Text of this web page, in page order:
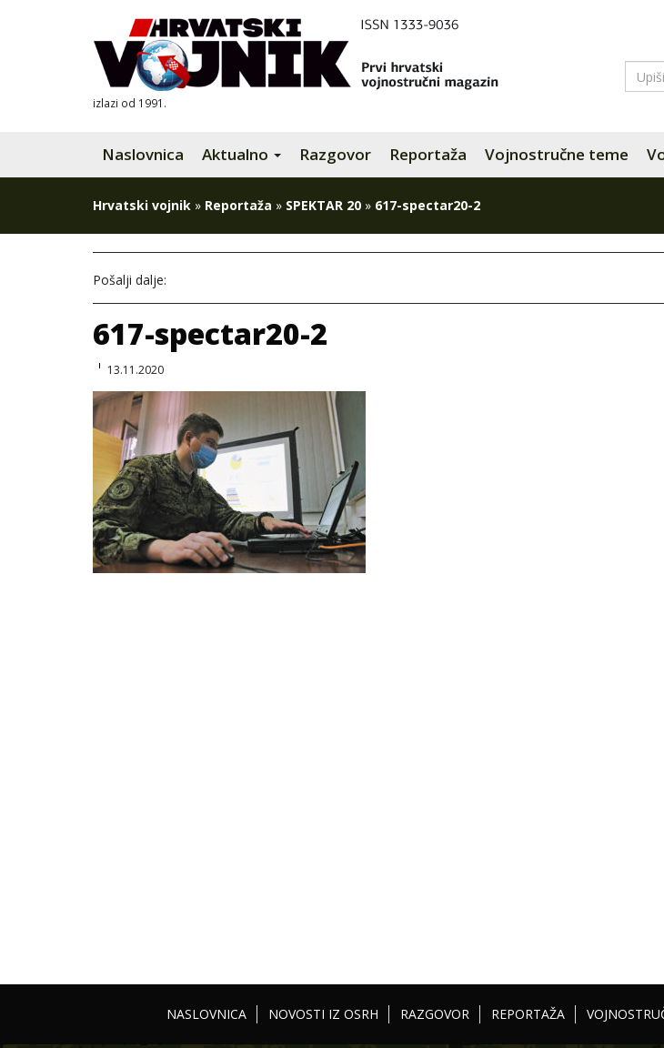
izlazi od 1991.
Naslovnica Aktualno Razgovor Reportaža Vojnostručne teme
Hrvatski vojnik » Reportaža » SPEKTAR 20 » 617-spectar20-2
Pošalji dalje:
617-spectar20-2
13.11.2020
NASLOVNICA NOVOSTI IZ OSRH RAZGOVOR REPORTAŽA